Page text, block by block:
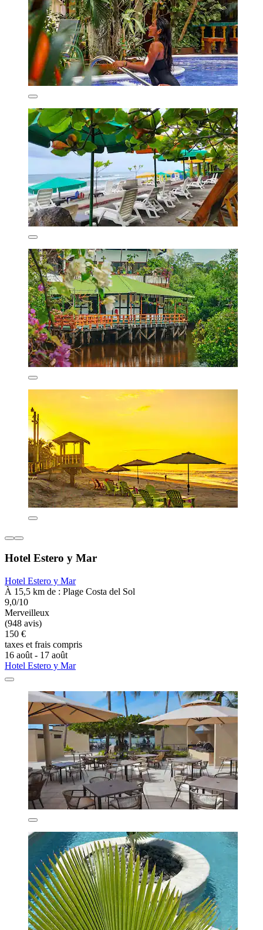
Hotel Estero y Mar
Hotel Estero y Mar
À 15,5 km de : Plage Costa del Sol
9,0/10
Merveilleux
(948 avis)
150 €
taxes et frais compris
16 août - 17 août
Hotel Estero y Mar